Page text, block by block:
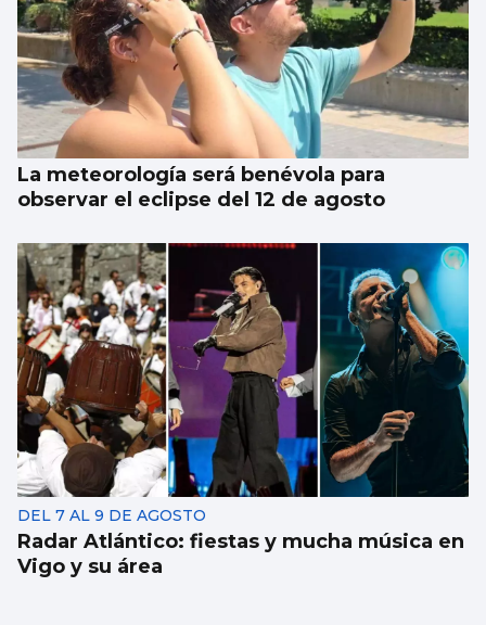
La meteorología será benévola para
observar el eclipse del 12 de agosto
DEL 7 AL 9 DE AGOSTO
Radar Atlántico: fiestas y mucha música en
Vigo y su área